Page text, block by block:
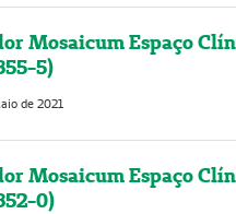
Mosaicum Espaço
5)
de 2021
Mosaicum Espaço
0)